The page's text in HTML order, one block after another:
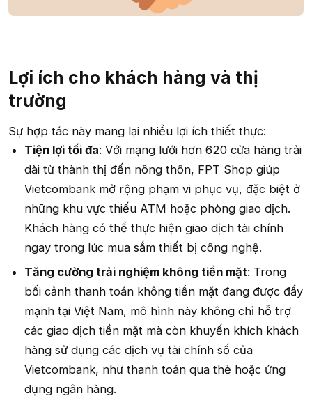
Lợi ích cho khách hàng và thị
trường​
Sự hợp tác này mang lại nhiều lợi ích thiết thực:
Tiện lợi tối đa: Với mạng lưới hơn 620 cửa hàng trải
dài từ thành thị đến nông thôn, FPT Shop giúp
Vietcombank mở rộng phạm vi phục vụ, đặc biệt ở
những khu vực thiếu ATM hoặc phòng giao dịch.
Khách hàng có thể thực hiện giao dịch tài chính
ngay trong lúc mua sắm thiết bị công nghệ.
Tăng cường trải nghiệm không tiền mặt: Trong
bối cảnh thanh toán không tiền mặt đang được đẩy
mạnh tại Việt Nam, mô hình này không chỉ hỗ trợ
các giao dịch tiền mặt mà còn khuyến khích khách
hàng sử dụng các dịch vụ tài chính số của
Vietcombank, như thanh toán qua thẻ hoặc ứng
dụng ngân hàng.